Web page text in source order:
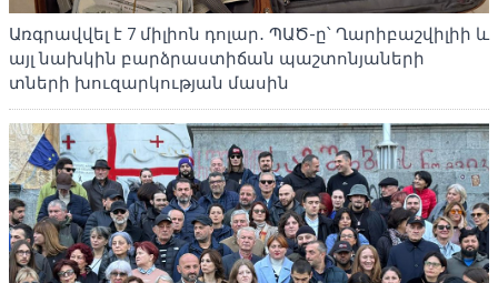
Առգրավվել է 7 միլիոն դոլար․ ՊԱԾ-ը՝ Ղարիբաշվիլիի և
այլ նախկին բարձրաստիճան պաշտոնյաների
տների խուզարկության մասին